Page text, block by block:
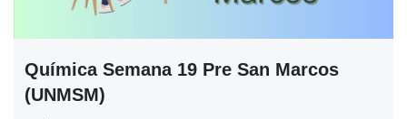
Química Semana 19 Pre San Marcos
(UNMSM)